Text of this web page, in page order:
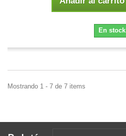
En stock
Mostrando 1 - 7 de 7 items